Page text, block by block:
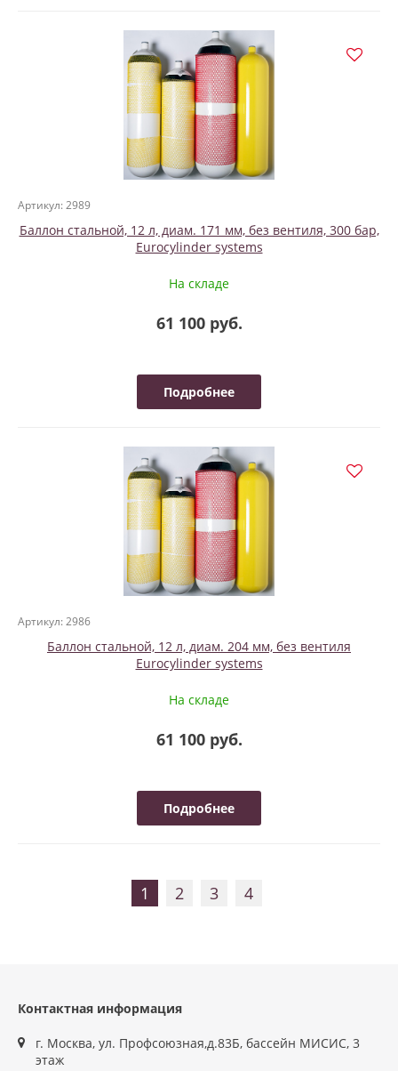
Артикул: 2989
Баллон стальной, 12 л, диам. 171 мм, без вентиля, 300 бар,
Eurocylinder systems
На складе
61 100 руб.
Подробнее
Артикул: 2986
Баллон стальной, 12 л, диам. 204 мм, без вентиля
Eurocylinder systems
На складе
61 100 руб.
Подробнее
1 2 3 4
Контактная информация
г. Москва, ул. Профсоюзная,д.83Б, бассейн МИСИС, 3
этаж